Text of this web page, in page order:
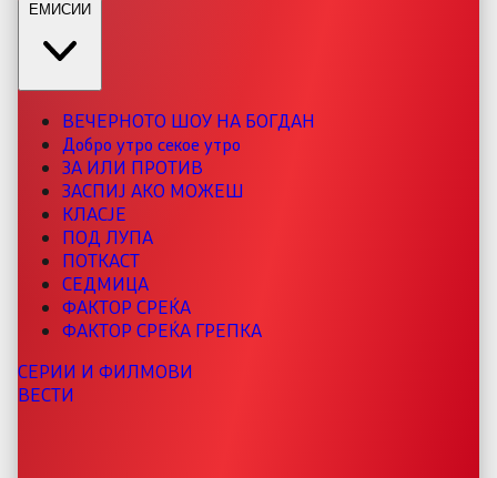
ЕМИСИИ
ВЕЧЕРНОТО ШОУ НА БОГДАН
Добро утро секое утро
ЗА ИЛИ ПРОТИВ
ЗАСПИЈ АКО МОЖЕШ
КЛАСЈЕ
ПОД ЛУПА
ПОТКАСТ
СЕДМИЦА
ФАКТОР СРЕЌА
ФАКТОР СРЕЌА ГРЕПКА
СЕРИИ И ФИЛМОВИ
ВЕСТИ